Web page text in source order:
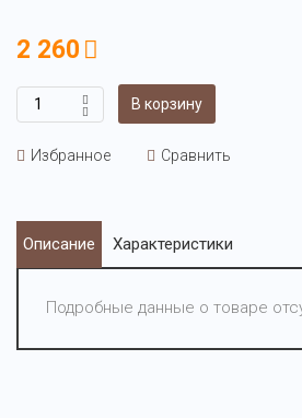
2 260
В корзину
Избранное Сравнить
Описание Характеристики
Подробные данные о товаре